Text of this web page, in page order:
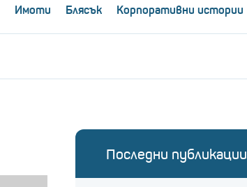
Имоти Блясък Корпоративни истории
Последни публикации